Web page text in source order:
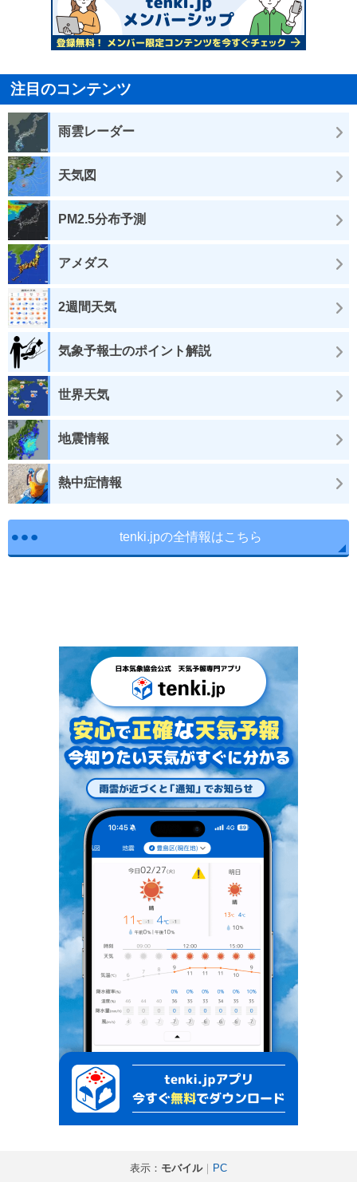
注目のコンテンツ
雨雲レーダー
天気図
PM2.5分布予測
アメダス
2週間天気
気象予報士のポイント解説
世界天気
地震情報
熱中症情報
tenki.jpの全情報はこちら
表示： モバイル｜ PC